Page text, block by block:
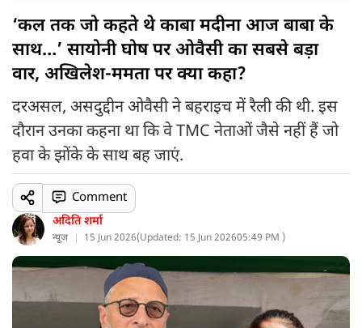
‘कल तक जो कहते थे काबा मदीना आज बाबा के
साथ…’ सायोनी घोष पर ओवैसी का सबसे बड़ा
वार, अखिलेश-ममता पर क्या कहा?
दरअसल, असदुद्दीन ओवैसी ने बहराइच में रैली की थी. इस
दौरान उनका कहना था कि वे TMC नेताओं जैसे नहीं हैं जो
हवा के झोंके के साथ बह जाएं.
अदिति शर्मा
न्यूज 15 Jun 2026(Updated: 15 Jun 202605:49 PM )
Comment